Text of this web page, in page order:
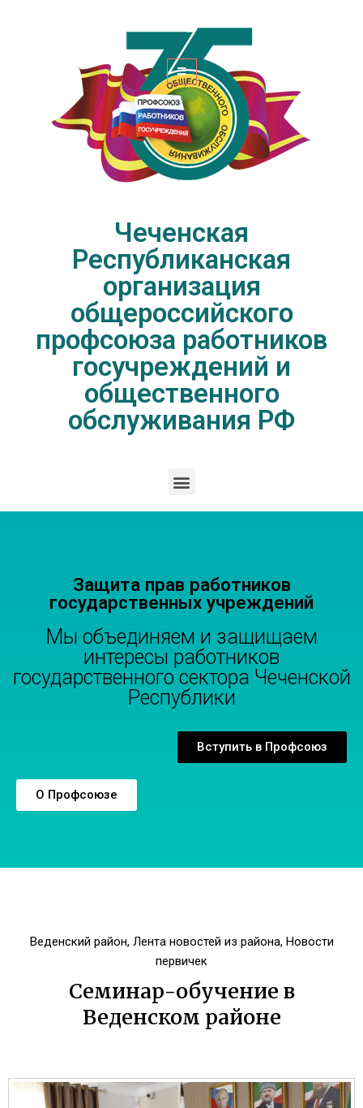
Чеченская Республиканская
организация общероссийского
профсоюза работников
госучреждений и общественного
обслуживания РФ
Чеченская
Республиканская
организация
общероссийского
профсоюза работников
госучреждений и
общественного
обслуживания РФ
Защита прав работников
государственных учреждений
Мы объединяем и защищаем
интересы работников
государственного сектора Чеченской
Республики
Вступить в Профсоюз
О Профсоюзе
Веденский район, Лента новостей из района, Новости
первичек
Семинар-обучение в
Веденском районе